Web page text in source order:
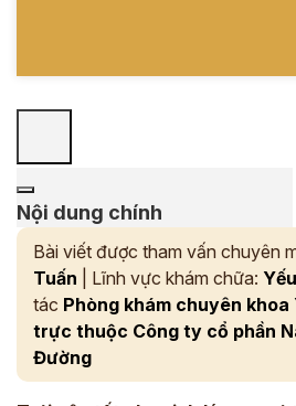
Nội dung chính
Bài viết được tham vấn chuyên
Tuấn | Lĩnh vực khám chữa:
tác Phòng khám chuyên
trực thuộc Công ty cổ phần
Đường